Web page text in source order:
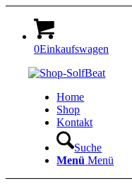
0Einkaufswagen
Home
Shop
Kontakt
Suche
Menü Menü